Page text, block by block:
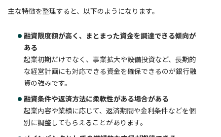
主な特徴を整理すると、以下のようになります。
融資限度額が高く、まとまった資金を調達できる傾向が
ある
起業初期だけでなく、事業拡大や設備投資など、長期的
な経営計画にも対応できる資金を確保できるのが銀行融
資の強みです。
融資条件や返済方法に柔軟性がある場合がある
起業内容や業績に応じて、返済期間や金利条件などを個
別に調整してもらえることがあります。